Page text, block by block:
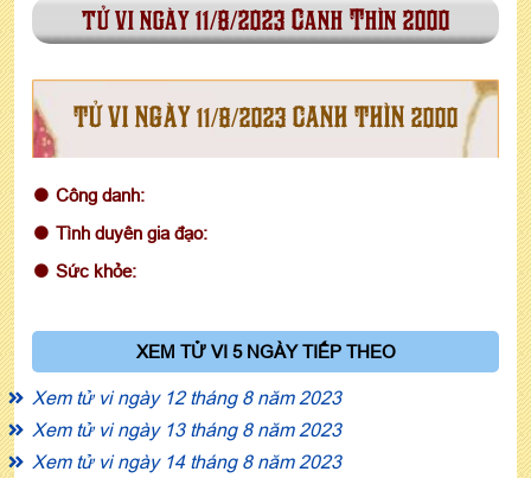
tử vi ngày 11/8/2023 Canh Thìn 2000
TỬ VI NGÀY 11/8/2023 CANH THÌN 2000
Công danh:
Tình duyên gia đạo:
Sức khỏe:
XEM TỬ VI 5 NGÀY TIẾP THEO
Xem tử vi ngày 12 tháng 8 năm 2023
Xem tử vi ngày 13 tháng 8 năm 2023
Xem tử vi ngày 14 tháng 8 năm 2023